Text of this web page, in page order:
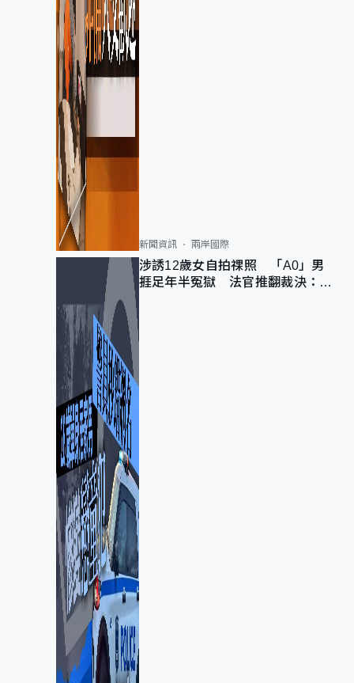
新聞資訊 兩岸國際
涉誘12歲女自拍祼照 「A0」男
捱足年半冤獄 法官推翻裁決：抄